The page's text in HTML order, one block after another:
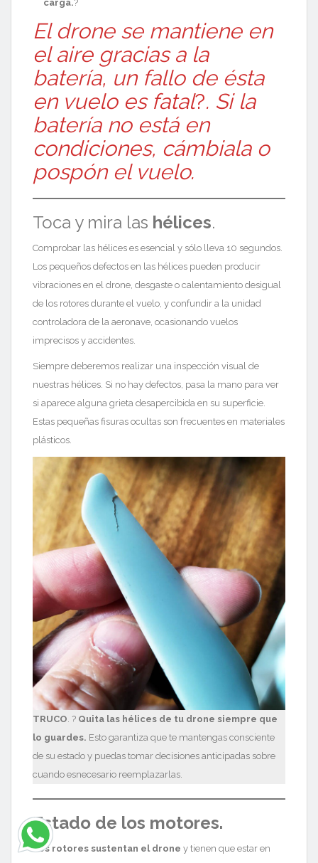
carga.?
El drone se mantiene en
el aire gracias a la
batería, un fallo de ésta
en vuelo es fatal?. Si la
batería no está en
condiciones, cámbiala o
pospón el vuelo.
Toca y mira las hélices.
Comprobar las hélices es esencial y sólo lleva 10 segundos.
Los pequeños defectos en las hélices pueden producir
vibraciones en el drone, desgaste o calentamiento desigual
de los rotores durante el vuelo, y confundir a la unidad
controladora de la aeronave, ocasionando vuelos
imprecisos y accidentes.
Siempre deberemos realizar una inspección visual de
nuestras hélices. Si no hay defectos, pasa la mano para ver
si aparece alguna grieta desapercibida en su superficie.
Estas pequeñas fisuras ocultas son frecuentes en materiales
plásticos.
TRUCO . ? Quita las hélices de tu drone siempre que
lo guardes. Esto garantiza que te mantengas consciente
de su estado y puedas tomar decisiones anticipadas sobre
cuando esnecesario reemplazarlas.
Estado de los motores.
Los rotores sustentan el drone y tienen que estar en